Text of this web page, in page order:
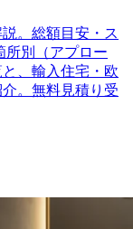
。総額目安・ス
所別（アプロー
、輸入住宅・欧
。無料見積り受